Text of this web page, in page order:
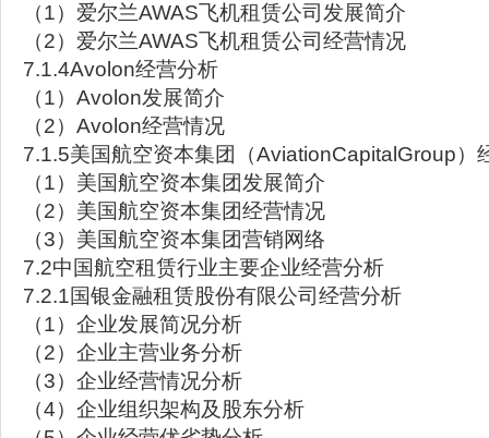
（1）爱尔兰AWAS飞机租赁公司发展简介
（2）爱尔兰AWAS飞机租赁公司经营情况
7.1.4Avolon经营分析
（1）Avolon发展简介
（2）Avolon经营情况
7.1.5美国航空资本集团（AviationCapitalGroup）
（1）美国航空资本集团发展简介
（2）美国航空资本集团经营情况
（3）美国航空资本集团营销网络
7.2中国航空租赁行业主要企业经营分析
7.2.1国银金融租赁股份有限公司经营分析
（1）企业发展简况分析
（2）企业主营业务分析
（3）企业经营情况分析
（4）企业组织架构及股东分析